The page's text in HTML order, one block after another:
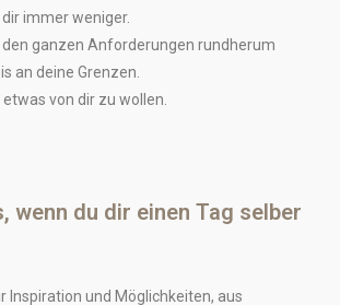
immer weniger.
den ganzen Anforderungen rundherum
an deine Grenzen.
von dir zu wollen.
wenn du dir einen Tag selber
Inspiration und Möglichkeiten, aus